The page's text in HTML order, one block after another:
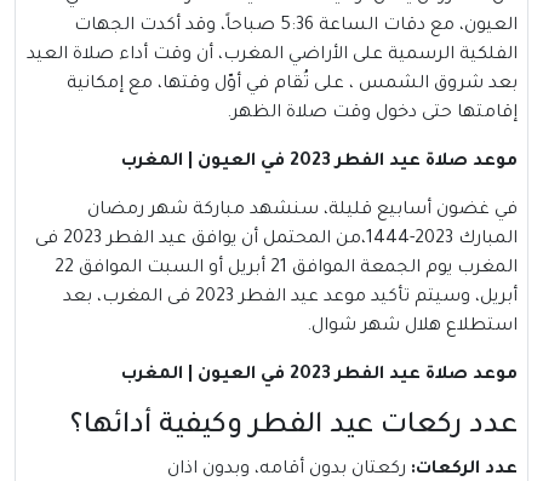
العيون، مع دقات الساعة 5:36 صباحاً، وقد أكدت الجهات
الفلكية الرسمية على الأراضي المغرب، أن وقت أداء صلاة العيد
بعد شروق الشمس ، على تُقام في أوّل وقتها، مع إمكانية
إقامتها حتى دخول وقت صلاة الظهر.
موعد صلاة عيد الفطر 2023 في العيون | المغرب
في غضون أسابيع قليلة، سنشهد مباركة شهر رمضان
المبارك 2023-1444،من المحتمل أن يوافق عيد الفطر 2023 فى
المغرب يوم الجمعة الموافق 21 أبريل أو السبت الموافق 22
أبريل، وسيتم تأكيد موعد عيد الفطر 2023 فى المغرب، بعد
استطلاع هلال شهر شوال.
موعد صلاة عيد الفطر 2023 في العيون | المغرب
عدد ركعات عيد الفطر وكيفية أدائها؟
عدد الركعات: ركعتان بدون أقامه، وبدون اذان